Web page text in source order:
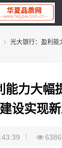
光大银行：盈利能
能力大幅
设实现